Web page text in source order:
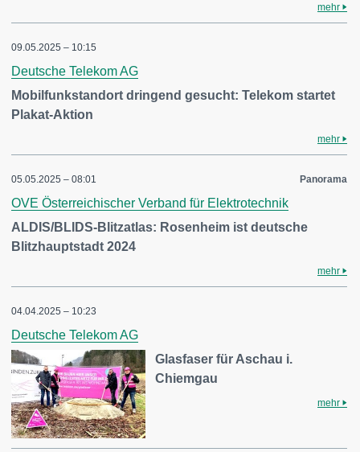
mehr
09.05.2025 – 10:15
Deutsche Telekom AG
Mobilfunkstandort dringend gesucht: Telekom startet
Plakat-Aktion
mehr
05.05.2025 – 08:01 Panorama
OVE Österreichischer Verband für Elektrotechnik
ALDIS/BLIDS-Blitzatlas: Rosenheim ist deutsche
Blitzhauptstadt 2024
mehr
04.04.2025 – 10:23
Deutsche Telekom AG
Glasfaser für Aschau i.
Chiemgau
mehr